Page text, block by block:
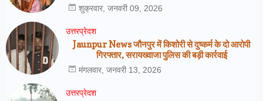
शुक्रवार, जनवरी 09, 2026
उत्तरप्रेदश
Jaunpur News जौनपुर में किशोरी से दुष्कर्म के दो आरोपी
गिरफ्तार, सरायख्वाजा पुलिस की बड़ी कार्रवाई
मंगलवार, जनवरी 13, 2026
उत्तरप्रेदश